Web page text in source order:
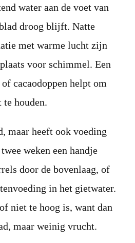
water aan de voet van
droog blijft. Natte
met warme lucht zijn
voor schimmel. Een
cacaodoppen helpt om
te houden.
maar heeft ook voeding
weken een handje
door de bovenlaag, of
in het gietwater.
niet te hoog is, want dan
maar weinig vrucht.